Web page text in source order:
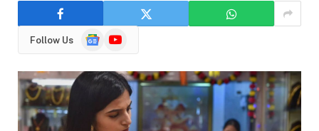
Follow Us
GoogleYouTube